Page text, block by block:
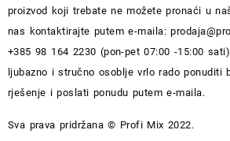
proizvod koji trebate ne možete pronaći u
nas kontaktirajte putem e-maila:
+385 98 164 2230 (pon-pet 07:00 -15:00
ljubazno i stručno osoblje vrlo rado ponuditi
rješenje i poslati ponudu putem e-maila.
Sva prava pridržana © Profi Mix 2022.